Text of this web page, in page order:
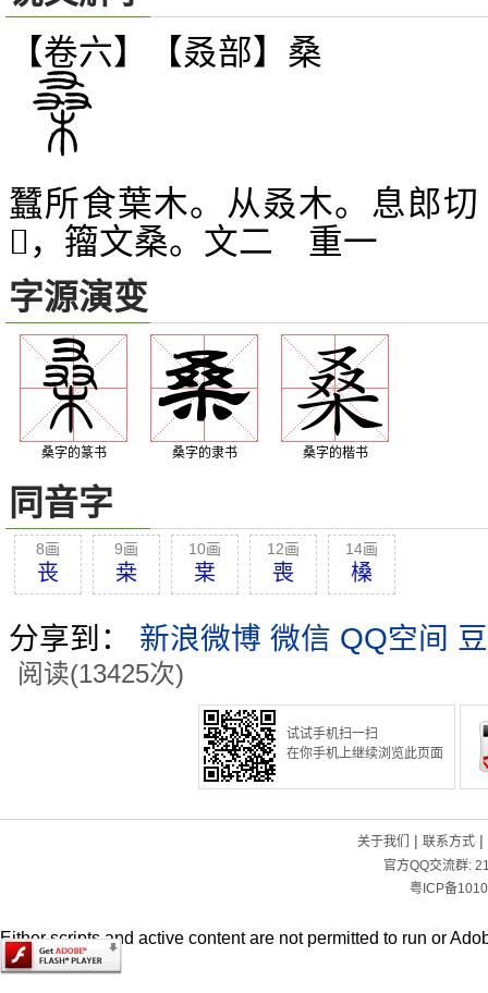
【卷六】【叒部】 桑
蠶所食葉木。从叒木。息郎
𠭨 ，籀文桑。文二 重一
字源演变
桑字的篆书 桑字的隶书 桑字的楷书
同音字
8画
丧
9画
桒
10画
枽
12画
喪
14画
槡
分享到： 新浪微博 微信 QQ空间
阅读(13425次)
试试手机扫一扫
在你手机上继续浏览此页面
关于我们 | 联系方式|
官方QQ交流群:
粤ICP备
Either scripts and active content are not permitted to run or